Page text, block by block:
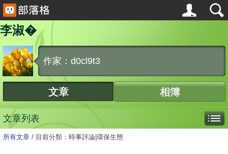
李淑�
作家：d0cl9t3
文章 相簿
文章列表
所有文章 / 目前分類：時事評論|環保生態